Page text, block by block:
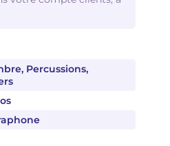
Percussions,